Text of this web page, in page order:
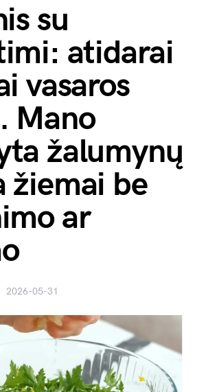
su
atidarai
vasaros
Mano
žalumynų
žiemai be
ar
2026-05-31